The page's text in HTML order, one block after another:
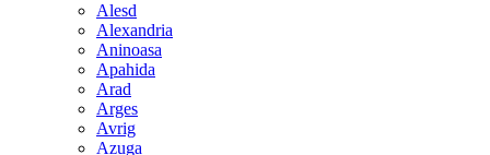
Alesd
Alexandria
Aninoasa
Apahida
Arad
Arges
Avrig
Azuga